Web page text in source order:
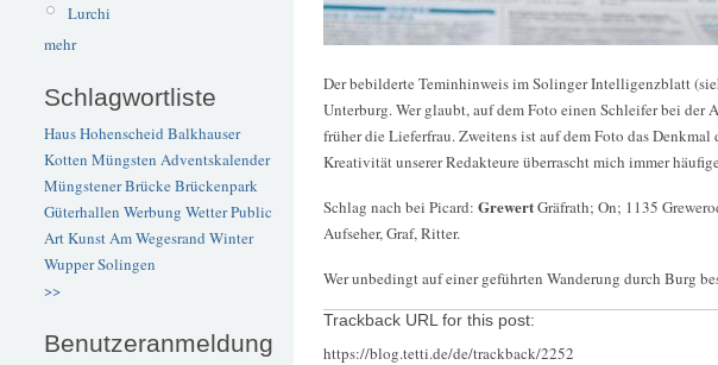
Lurchi
mehr
Schlagwortliste
Haus Hohenscheid Balkhauser
Kotten Müngsten Adventskalender
Müngstener BrückeBrückenpark
Güterhallen Werbung WetterPublic
ArtKunstAm Wegesrand Winter
WupperSolingen
>>
Benutzeranmeldung
Der bebilderte Teminhinweis im Solinger Intelligenzblatt
Unterburg. Wer glaubt, auf dem Foto einen Schleifer bei der
früher die Lieferfrau. Zweitens ist auf dem Foto das Denkmal
Kreativität unserer Redakteure überrascht mich immer
Schlag nach bei Picard: GrewertGräfrath; On; 1135
Aufseher, Graf, Ritter.
Wer unbedingt auf einer geführten Wanderung durch Burg
Trackback URL for this post:
https://blog.tetti.de/de/trackback/2252